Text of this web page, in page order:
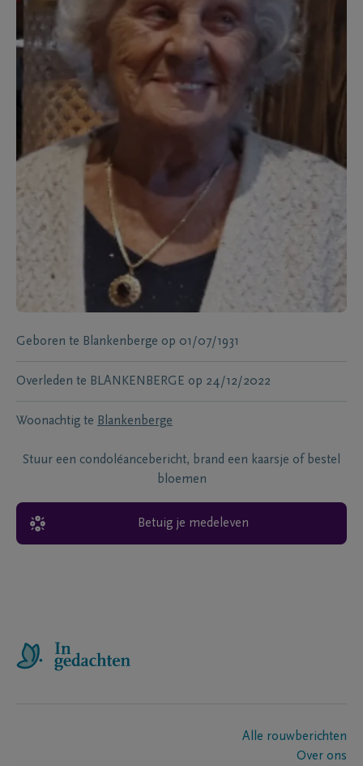
Geboren te Blankenberge op 01/07/1931
Overleden te BLANKENBERGE op 24/12/2022
Woonachtig te Blankenberge
Stuur een condoléancebericht, brand een kaarsje of bestel
bloemen
Betuig je medeleven
Alle rouwberichten
Over ons